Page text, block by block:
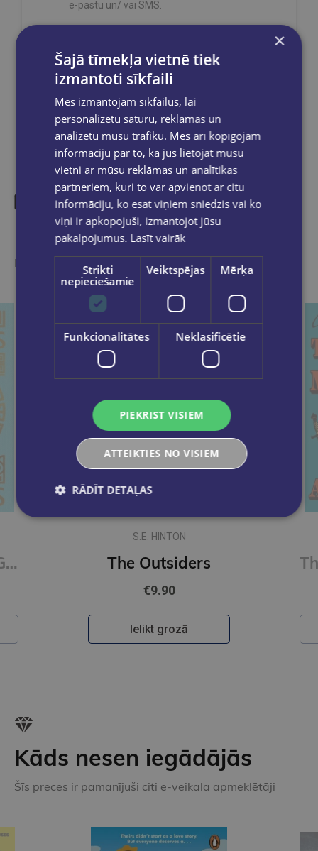
e-pastu un/ vai SMS.
Dalies sociālajos tīklos:
Līdzīgas preces
Ieskaties, varbūt noder
On Happiness : Gilded Pocket Edition (Arcturus Ornate Classics)
S.E. HINTON
The Outsiders
€9.90
Ielikt grozā
Kāds nesen iegādājās
Šīs preces ir pamanījuši citi e-veikala apmeklētāji
×
Šajā tīmekļa vietnē tiek
izmantoti sīkfaili
Mēs izmantojam sīkfailus, lai
personalizētu saturu, reklāmas un
analizētu mūsu trafiku. Mēs arī kopīgojam
informāciju par to, kā jūs lietojat mūsu
vietni ar mūsu reklāmas un analītikas
partneriem, kuri to var apvienot ar citu
informāciju, ko esat viņiem sniedzis vai ko
viņi ir apkopojuši, izmantojot jūsu
pakalpojumus. Lasīt vairāk
Strikti
nepieciešamie
Veiktspējas Mērķa
Funkcionalitātes Neklasificētie
PIEKRIST VISIEM
ATTEIKTIES NO VISIEM
RĀDĪT DETAĻAS